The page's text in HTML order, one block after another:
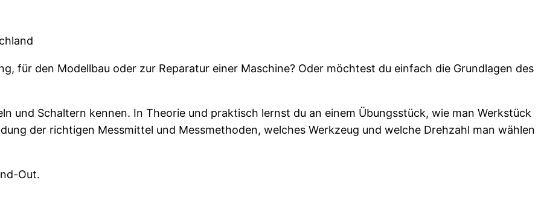
für den Modellbau oder zur Reparatur einer Maschine? Oder möchtest du einfach die Grundlagen des
und Schaltern kennen. In Theorie und praktisch lernst du an einem Übungsstück, wie man Werkstück
der richtigen Messmittel und Messmethoden, welches Werkzeug und welche Drehzahl man wählen
Out.